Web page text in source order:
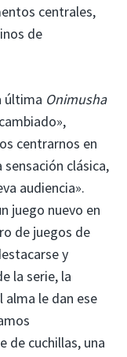
centrales,
de
última Onimusha
centrarnos en
clásica,
audiencia».
juego nuevo en
de juegos de
y
la serie, la
alma le dan ese
de cuchillas, una